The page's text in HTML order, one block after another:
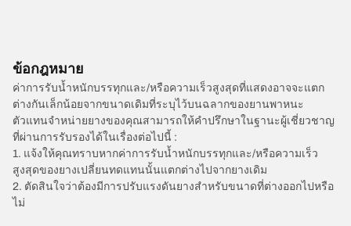
ข้อกฎหมาย
ค่าการรับน้ำหนักบรรทุกและ/หรือความเร็วสูงสุดที่แสดงอาจจะแตก
ต่างกันเล็กน้อยจากขนาดเดิมที่ระบุไว้บนฉลากของยานพาหนะ
ตัวแทนจำหน่ายยางของคุณสามารถให้คำปรึกษาในฐานะผู้เชี่ยวชาญ
ที่ผ่านการรับรองได้ในเรื่องต่อไปนี้ :
1. แจ้งให้คุณทราบหากค่าการรับน้ำหนักบรรทุกและ/หรือความเร็ว
สูงสุดของยางเปลี่ยนทดแทนนั้นแตกต่างไปจากยางเดิม
2. ตัดสินใจว่าต้องมีการปรับแรงดันยางสำหรับขนาดที่ต่างออกไปหรือ
ไม่